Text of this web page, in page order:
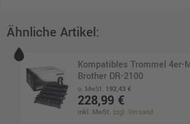
Ähnliche Artikel:
Kompatibles Trommel 4er-
Brother DR-2100
o. MwSt. 192,43 €
228,99 €
inkl. MwSt.zzgl. Versand